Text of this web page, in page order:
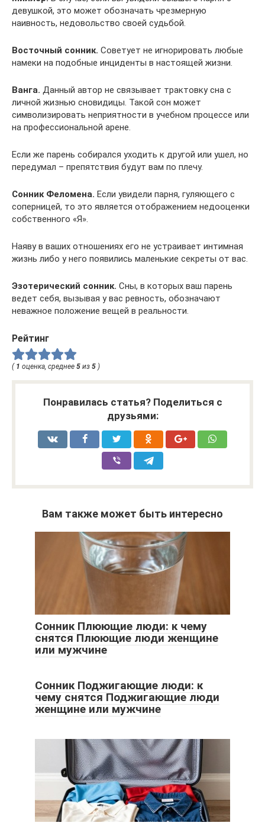
девушкой, это может обозначать чрезмерную
наивность, недовольство своей судьбой.
Восточный сонник. Советует не игнорировать любые
намеки на подобные инциденты в настоящей жизни.
Ванга. Данный автор не связывает трактовку сна с
личной жизнью сновидицы. Такой сон может
символизировать неприятности в учебном процессе или
на профессиональной арене.
Если же парень собирался уходить к другой или ушел, но
передумал – препятствия будут вам по плечу.
Сонник Феломена. Если увидели парня, гуляющего с
соперницей, то это является отображением недооценки
собственного «Я».
Наяву в ваших отношениях его не устраивает интимная
жизнь либо у него появились маленькие секреты от вас.
Эзотерический сонник. Сны, в которых ваш парень
ведет себя, вызывая у вас ревность, обозначают
неважное положение вещей в реальности.
Рейтинг
( 1 оценка, среднее 5 из 5 )
Понравилась статья? Поделиться с
друзьями:
Вам также может быть интересно
Сонник Плюющие люди: к чему
снятся Плюющие люди женщине
или мужчине
Сонник Поджигающие люди: к
чему снятся Поджигающие люди
женщине или мужчине